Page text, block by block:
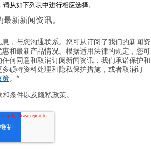
从如下列表中进行相应选择。
新新闻资讯。
，与您沟通联系。您可从订阅了我们的新闻资
和最新产品情况。根据适用法律的规定，您可
何同意和取消订阅新闻资讯，我们承诺保护和
硕特资料处理和隐私保护措施，或者取消订
策。 *
条件以及隐私政策。